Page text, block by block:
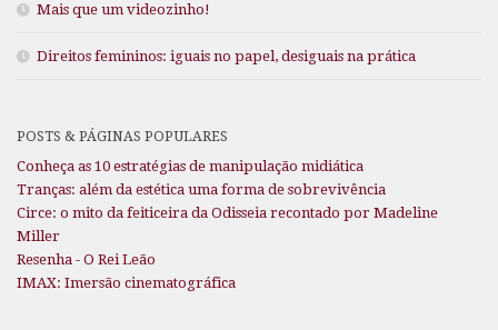
Mais que um videozinho!
Direitos femininos: iguais no papel, desiguais na prática
POSTS & PÁGINAS POPULARES
Conheça as 10 estratégias de manipulação midiática
Tranças: além da estética uma forma de sobrevivência
Circe: o mito da feiticeira da Odisseia recontado por Madeline
Miller
Resenha - O Rei Leão
IMAX: Imersão cinematográfica